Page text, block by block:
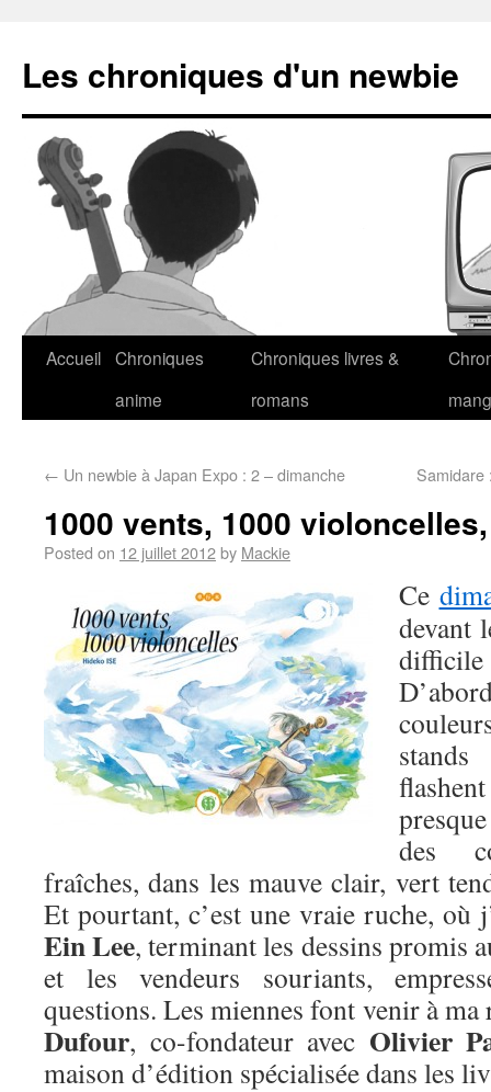
Les chroniques d'un newbie
Accueil Chroniques
anime
Chroniques livres &
romans
← Un newbie à Japan Expo : 2 – dimanche Samidare
1000 vents, 1000
Posted on 12 juillet 2012by Mackie
Ce
devant
difficile
des
fraîches, dans les mauve clair, vert
Et pourtant, c’est une vraie ruche, où
Ein Lee, terminant les dessins promis
et les vendeurs souriants,
questions. Les miennes font venir à
Dufour, co-fondateur avec Olivier
maison d’édition spécialisée dans les